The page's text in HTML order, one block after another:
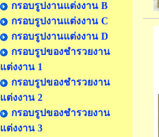
กรอบรูปงานแต่งงาน B
กรอบรูปงานแต่งงาน C
กรอบรูปงานแต่งงาน D
กรอบรูปของชำรวยงาน
แต่งงาน 1
กรอบรูปของชำรวยงาน
แต่งงาน 2
กรอบรูปของชำรวยงาน
แต่งงาน 3